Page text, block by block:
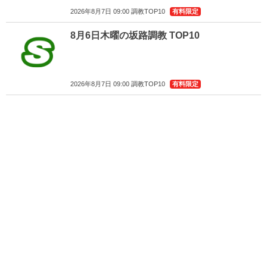
2026年8月7日 09:00 調教TOP10 有料限定
8月6日木曜の坂路調教 TOP10
2026年8月7日 09:00 調教TOP10 有料限定